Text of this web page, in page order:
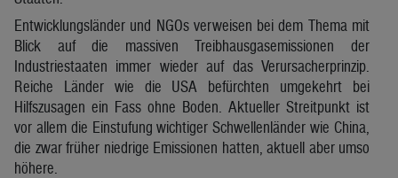
Entwicklungsländer und NGOs verweisen bei dem Thema mit
Blick auf die massiven Treibhausgasemissionen der
Industriestaaten immer wieder auf das Verursacherprinzip.
Reiche Länder wie die USA befürchten umgekehrt bei
Hilfszusagen ein Fass ohne Boden. Aktueller Streitpunkt ist
vor allem die Einstufung wichtiger Schwellenländer wie China,
die zwar früher niedrige Emissionen hatten, aktuell aber umso
höhere.